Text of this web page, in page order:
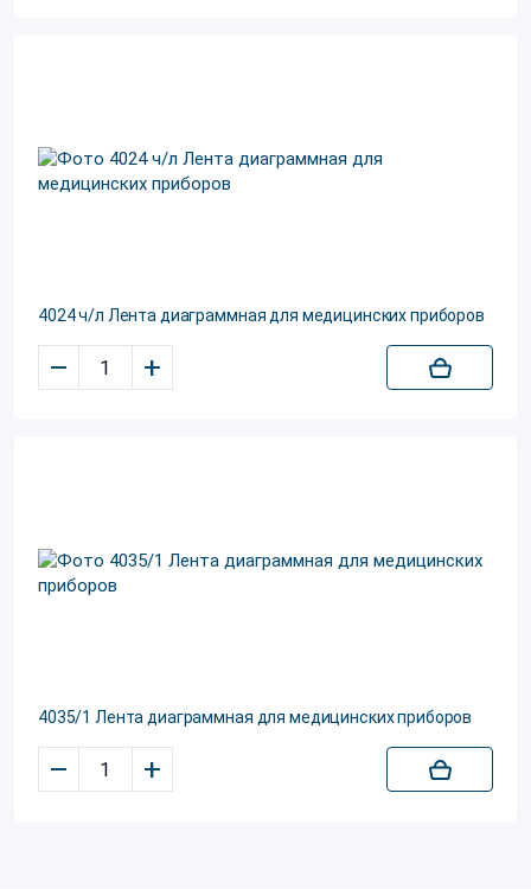
4024 ч/л Лента диаграммная для медицинских приборов
– +
4035/1 Лента диаграммная для медицинских приборов
– +